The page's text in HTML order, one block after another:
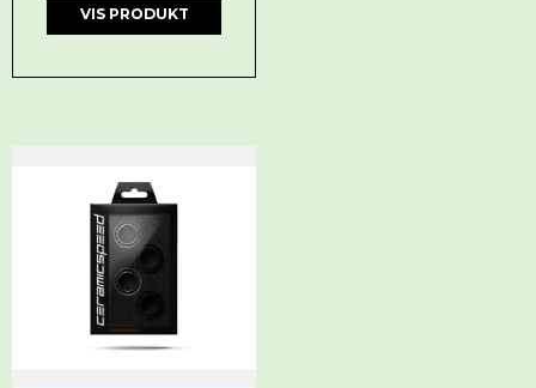
VIS PRODUKT